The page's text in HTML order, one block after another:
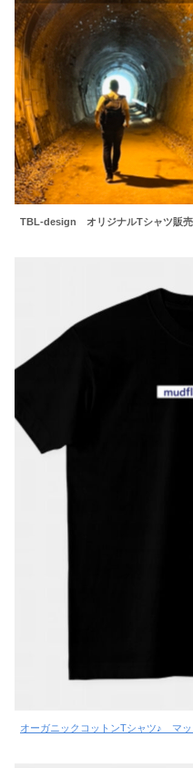
TBL-design オリジナルTシャツ販売
オーガニックコットンTシャツ♪ マッ